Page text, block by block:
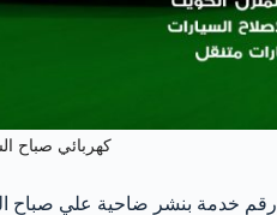
كهربائي صباح